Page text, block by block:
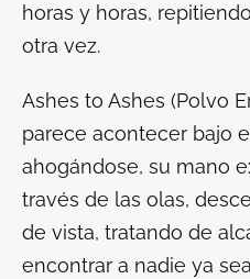
horas y horas,
otra vez.
Ashes to Ashes (Polvo
parece acontecer bajo
ahogándose, su mano
través de las olas,
de vista, tratando de
encontrar a nadie ya